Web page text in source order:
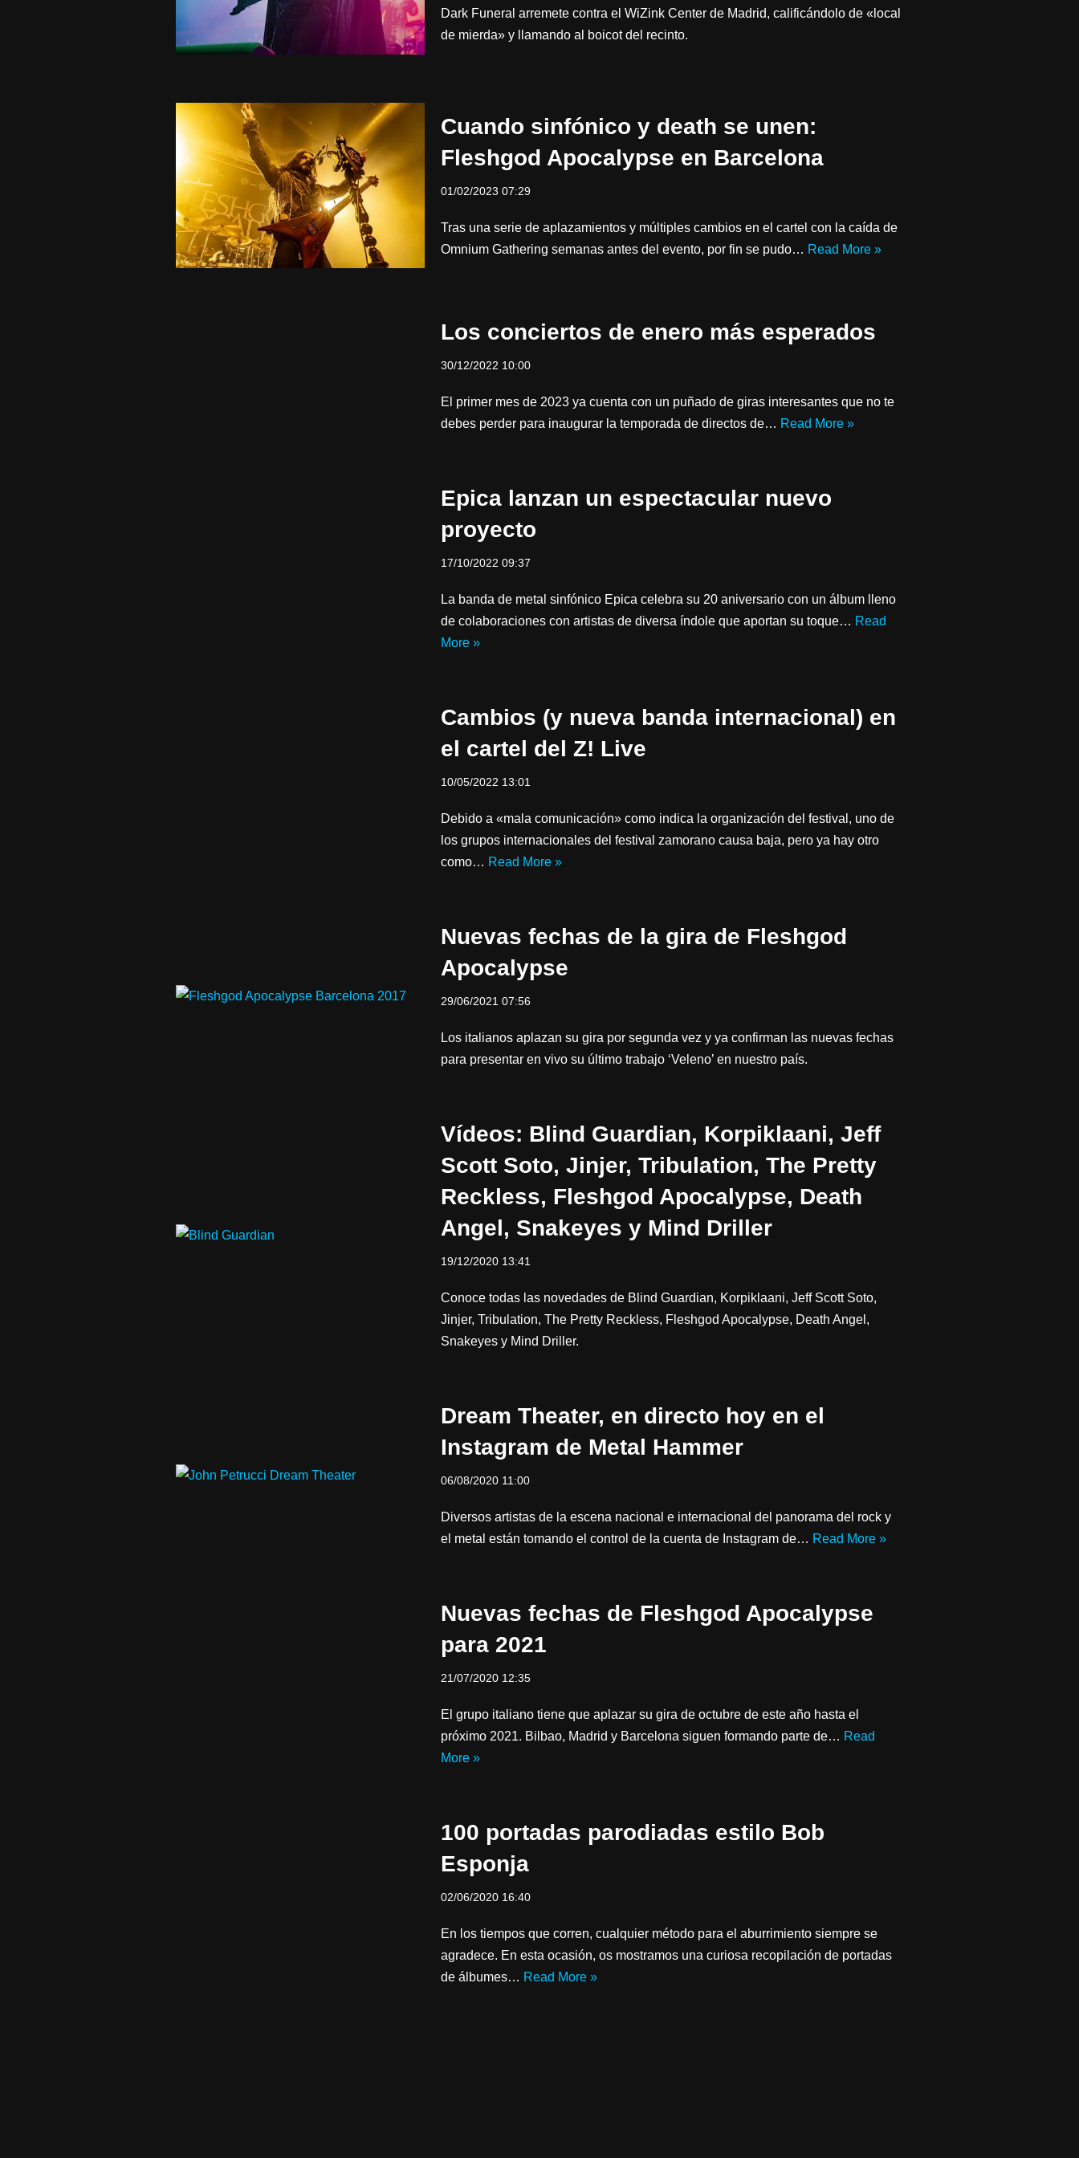
Dark Funeral arremete contra el WiZink Center de Madrid, calificándolo de «local
de mierda» y llamando al boicot del recinto.
Cuando sinfónico y death se unen:
Fleshgod Apocalypse en Barcelona
01/02/2023 07:29
Tras una serie de aplazamientos y múltiples cambios en el cartel con la caída de
Omnium Gathering semanas antes del evento, por fin se pudo… Read More »
Los conciertos de enero más esperados
30/12/2022 10:00
El primer mes de 2023 ya cuenta con un puñado de giras interesantes que no te
debes perder para inaugurar la temporada de directos de… Read More »
Epica lanzan un espectacular nuevo
proyecto
17/10/2022 09:37
La banda de metal sinfónico Epica celebra su 20 aniversario con un álbum lleno
de colaboraciones con artistas de diversa índole que aportan su toque… Read
More »
Cambios (y nueva banda internacional) en
el cartel del Z! Live
10/05/2022 13:01
Debido a «mala comunicación» como indica la organización del festival, uno de
los grupos internacionales del festival zamorano causa baja, pero ya hay otro
como… Read More »
Nuevas fechas de la gira de Fleshgod
Apocalypse
29/06/2021 07:56
Los italianos aplazan su gira por segunda vez y ya confirman las nuevas fechas
para presentar en vivo su último trabajo ‘Veleno’ en nuestro país.
Vídeos: Blind Guardian, Korpiklaani, Jeff
Scott Soto, Jinjer, Tribulation, The Pretty
Reckless, Fleshgod Apocalypse, Death
Angel, Snakeyes y Mind Driller
19/12/2020 13:41
Conoce todas las novedades de Blind Guardian, Korpiklaani, Jeff Scott Soto,
Jinjer, Tribulation, The Pretty Reckless, Fleshgod Apocalypse, Death Angel,
Snakeyes y Mind Driller.
Dream Theater, en directo hoy en el
Instagram de Metal Hammer
06/08/2020 11:00
Diversos artistas de la escena nacional e internacional del panorama del rock y
el metal están tomando el control de la cuenta de Instagram de… Read More »
Nuevas fechas de Fleshgod Apocalypse
para 2021
21/07/2020 12:35
El grupo italiano tiene que aplazar su gira de octubre de este año hasta el
próximo 2021. Bilbao, Madrid y Barcelona siguen formando parte de… Read
More »
100 portadas parodiadas estilo Bob
Esponja
02/06/2020 16:40
En los tiempos que corren, cualquier método para el aburrimiento siempre se
agradece. En esta ocasión, os mostramos una curiosa recopilación de portadas
de álbumes… Read More »